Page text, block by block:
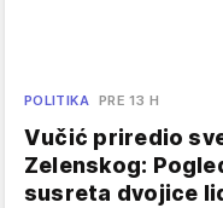
POLITIKA PRE 13 H
Vučić priredio
Zelenskog:
susreta dvojice